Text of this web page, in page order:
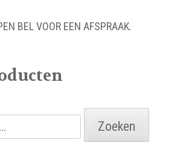
BEL VOOR EEN AFSPRAAK.
Zoeken